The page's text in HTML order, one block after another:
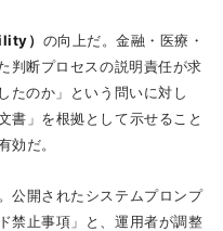
） の向上だ。金融・医療・
判断プロセスの説明責任が求
たのか」という問いに対し
書」を根拠として示せること
効だ。
公開されたシステムプロンプ
禁止事項」と、運用者が調整